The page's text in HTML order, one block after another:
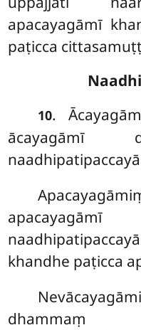
apacayagāmī
paṭicca
10.
ācayagāmī
khandhe paṭicca